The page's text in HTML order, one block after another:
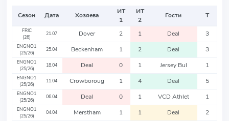
Сезон Дата Хозяева
ИТ
1
ИТ
2
Гости Т
FRIC
(26)
21.07 Dover 2 1 Deal 3
ENGNO1
(25/26)
25.04 Beckenham 1 2 Deal 3
ENGNO1
(25/26)
18.04 Deal 0 1 Jersey Bul 1
ENGNO1
(25/26)
11.04 Crowboroug 1 4 Deal 5
ENGNO1
(25/26)
06.04 Deal 0 1 VCD Athlet 1
ENGNO1
(25/26)
04.04 Merstham 1 1 Deal 2